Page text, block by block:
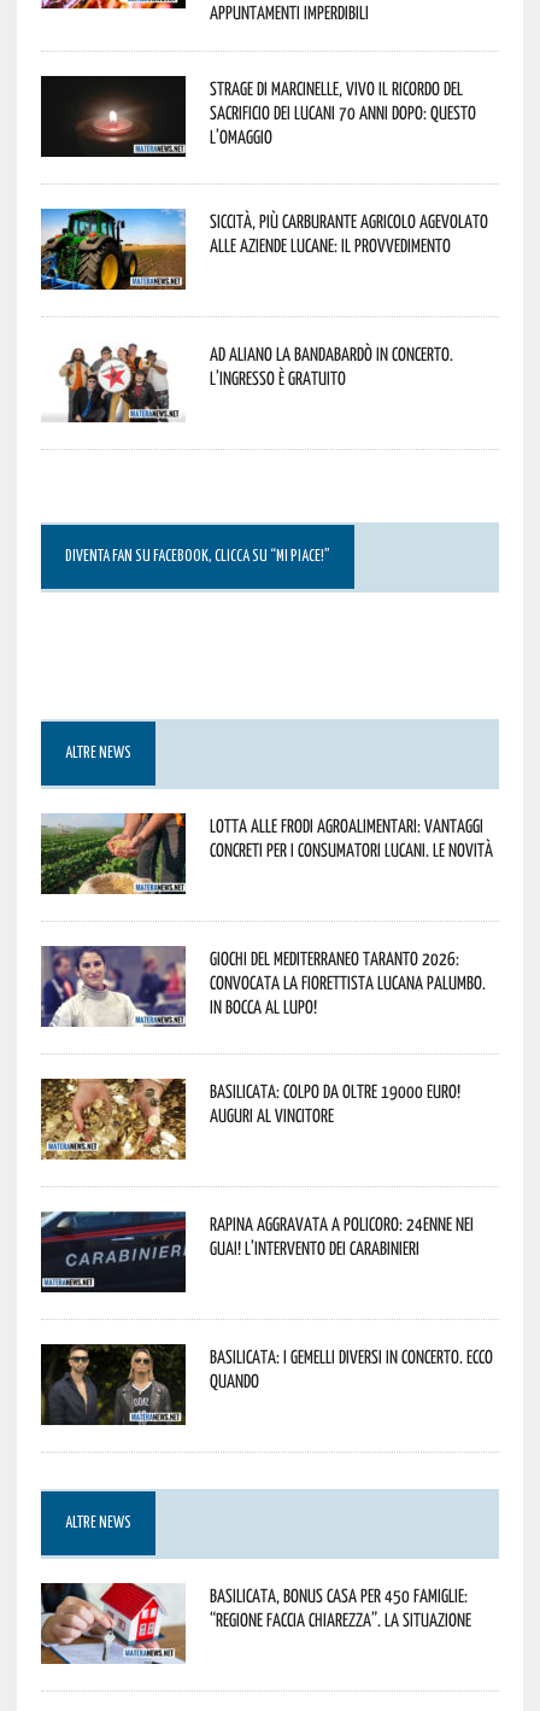
appuntamenti imperdibili
Strage di Marcinelle, vivo il ricordo del
sacrificio dei lucani 70 anni dopo: questo
l’omaggio
Siccità, più carburante agricolo agevolato
alle aziende lucane: il provvedimento
Ad Aliano la Bandabardò in concerto.
L’ingresso è gratuito
DIVENTA FAN SU FACEBOOK, CLICCA SU “MI PIACE!”
ALTRE NEWS
Lotta alle frodi agroalimentari: vantaggi
concreti per i consumatori lucani. Le novità
Giochi del Mediterraneo Taranto 2026:
convocata la fiorettista lucana Palumbo.
In bocca al lupo!
Basilicata: colpo da oltre 19000 Euro!
Auguri al vincitore
Rapina aggravata a Policoro: 24enne nei
guai! L’intervento dei Carabinieri
Basilicata: i Gemelli DiVersi in concerto. Ecco
quando
ALTRE NEWS
Basilicata, Bonus casa per 450 famiglie:
“Regione faccia chiarezza”. La situazione